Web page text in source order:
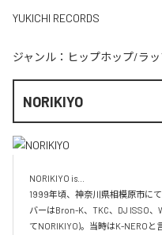
YUKICHI RECORDS
ジャンル： ヒップホップ/ラ
NORIKIYO
NORIKIYO is...
1999年頃、神奈川県相模原市に
バーはBron-K、TKC、DJ ISSO、
てNORIKIYO)。当時はK-NEROと